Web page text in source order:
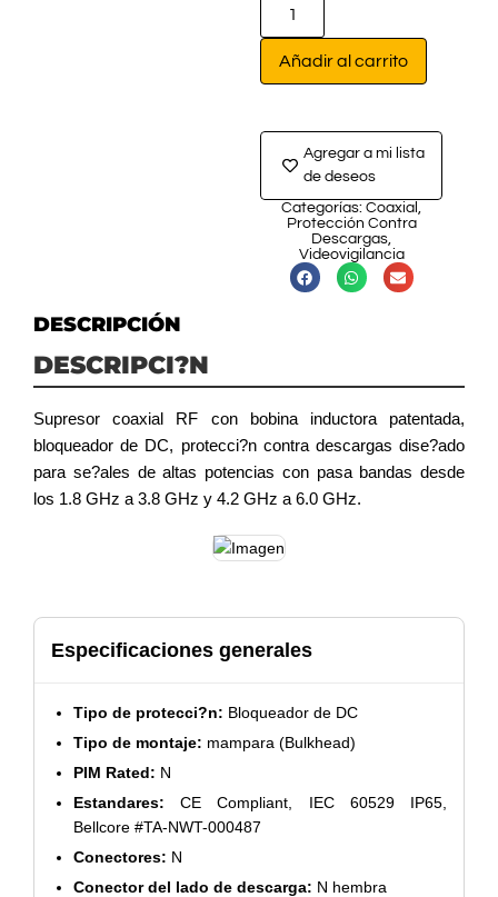
Añadir al carrito
Agregar a mi lista
de deseos
Categorías: Coaxial ,
Protección Contra
Descargas,
Videovigilancia
DESCRIPCIÓN
DESCRIPCI?N
Supresor coaxial RF con bobina inductora patentada,
bloqueador de DC, protecci?n contra descargas dise?ado
para se?ales de altas potencias con pasa bandas desde
los 1.8 GHz a 3.8 GHz y 4.2 GHz a 6.0 GHz.
Especificaciones generales
Tipo de protecci?n: Bloqueador de DC
Tipo de montaje: mampara (Bulkhead)
PIM Rated: N
Estandares: CE Compliant, IEC 60529 IP65,
Bellcore #TA-NWT-000487
Conectores: N
Conector del lado de descarga: N hembra